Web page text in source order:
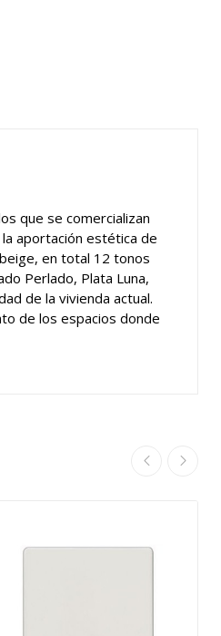
que se comercializan
aportación estética de
en total 12 tonos
Perlado, Plata Luna,
de la vivienda actual.
de los espacios donde